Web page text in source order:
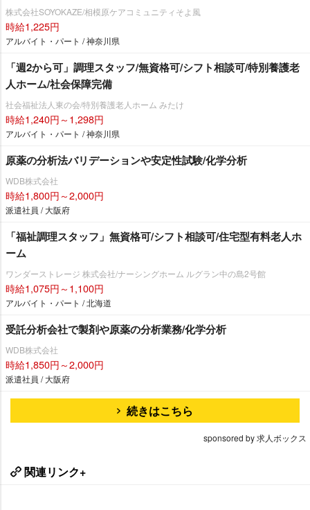
株式会社SOYOKAZE/相模原ケアコミュニティそよ風
時給1,225円
アルバイト・パート / 神奈川県
「週2から可」調理スタッフ/無資格可/シフト相談可/特別養護老
人ホーム/社会保障完備
社会福祉法人東の会/特別養護老人ホーム みたけ
時給1,240円～1,298円
アルバイト・パート / 神奈川県
原薬の分析法バリデーションや安定性試験/化学分析
WDB株式会社
時給1,800円～2,000円
派遣社員 / 大阪府
「福祉調理スタッフ」無資格可/シフト相談可/住宅型有料老人ホ
ーム
ワンダーストレージ 株式会社/ナーシングホーム ルグラン中の島2号館
時給1,075円～1,100円
アルバイト・パート / 北海道
受託分析会社で製剤や原薬の分析業務/化学分析
WDB株式会社
時給1,850円～2,000円
派遣社員 / 大阪府
続きはこちら
sponsored by 求人ボックス
関連リンク+